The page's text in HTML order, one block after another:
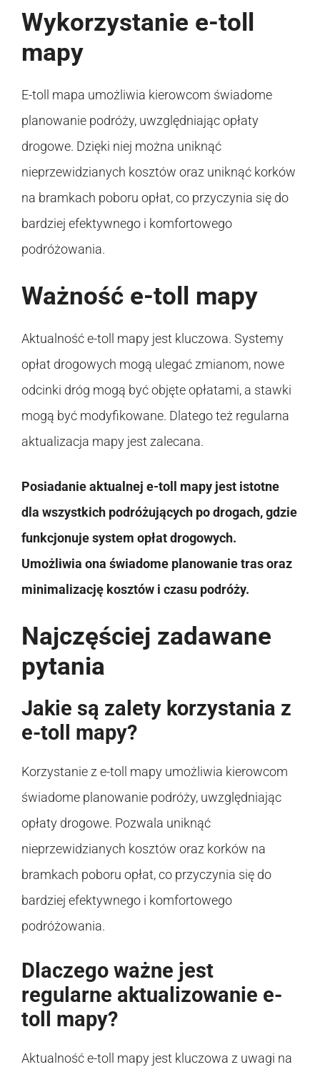
Wykorzystanie e-toll
mapy
E-toll mapa umożliwia kierowcom świadome
planowanie podróży, uwzględniając opłaty
drogowe. Dzięki niej można uniknąć
nieprzewidzianych kosztów oraz uniknąć korków
na bramkach poboru opłat, co przyczynia się do
bardziej efektywnego i komfortowego
podróżowania.
Ważność e-toll mapy
Aktualność e-toll mapy jest kluczowa. Systemy
opłat drogowych mogą ulegać zmianom, nowe
odcinki dróg mogą być objęte opłatami, a stawki
mogą być modyfikowane. Dlatego też regularna
aktualizacja mapy jest zalecana.
Posiadanie aktualnej e-toll mapy jest istotne
dla wszystkich podróżujących po drogach, gdzie
funkcjonuje system opłat drogowych.
Umożliwia ona świadome planowanie tras oraz
minimalizację kosztów i czasu podróży.
Najczęściej zadawane
pytania
Jakie są zalety korzystania z
e-toll mapy?
Korzystanie z e-toll mapy umożliwia kierowcom
świadome planowanie podróży, uwzględniając
opłaty drogowe. Pozwala uniknąć
nieprzewidzianych kosztów oraz korków na
bramkach poboru opłat, co przyczynia się do
bardziej efektywnego i komfortowego
podróżowania.
Dlaczego ważne jest
regularne aktualizowanie e-
toll mapy?
Aktualność e-toll mapy jest kluczowa z uwagi na